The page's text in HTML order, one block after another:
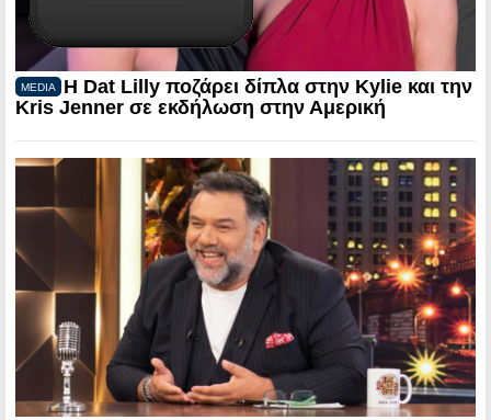
MEDIA
Η Dat Lilly ποζάρει δίπλα στην Kylie και την
Kris Jenner σε εκδήλωση στην Αμερική